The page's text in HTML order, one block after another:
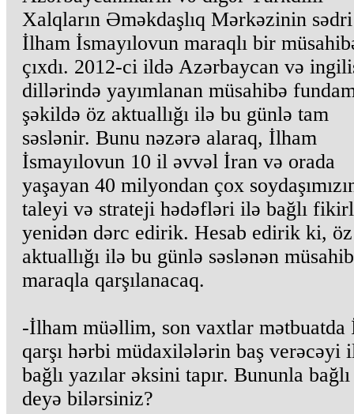
Xalqların Əməkdaşlıq Mərkəzinin sədri
İlham İsmayılovun maraqlı bir
çıxdı. 2012-ci ildə Azərbaycan və
dillərində yayımlanan müsahibə
şəkildə öz aktuallığı ilə bu günlə tam
səslənir. Bunu nəzərə alaraq, İlham
İsmayılovun 10 il əvvəl İran və orada
yaşayan 40 milyondan çox
taleyi və strateji hədəfləri ilə bağlı
yenidən dərc edirik. Hesab edirik ki, öz
aktuallığı ilə bu günlə səslənən
maraqla qarşılanacaq.
-İlham müəllim, son vaxtlar mətbuatda
qarşı hərbi müdaxilələrin baş verəcəyi
bağlı yazılar əksini tapır. Bununla
deyə bilərsiniz?